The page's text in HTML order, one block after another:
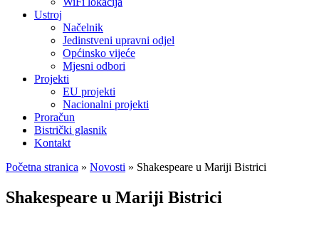
Ustroj
Načelnik
Jedinstveni upravni odjel
Općinsko vijeće
Mjesni odbori
Projekti
EU projekti
Nacionalni projekti
Proračun
Bistrički glasnik
Kontakt
Početna stranica » Novosti » Shakespeare u Mariji Bistrici
Shakespeare u Mariji Bistrici